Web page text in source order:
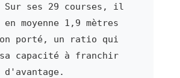
Sur ses 29 courses, il
moyenne 1,9 mètres
porté, un ratio qui
capacité à franchir